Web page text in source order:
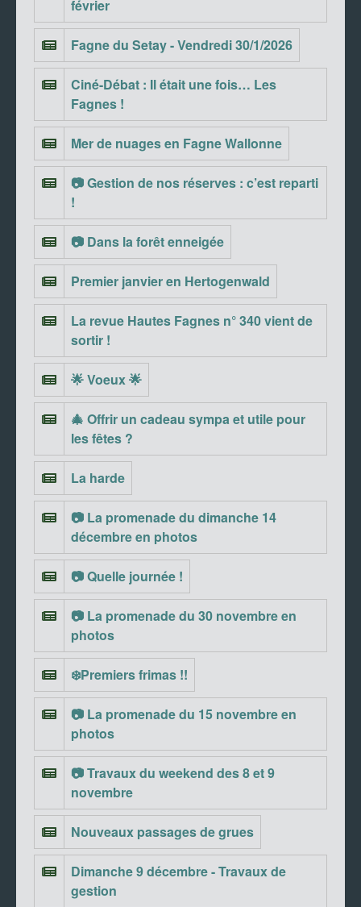
février
Fagne du Setay - Vendredi 30/1/2026
Ciné-Débat : Il était une fois… Les
Fagnes !
Mer de nuages en Fagne Wallonne
📷 Gestion de nos réserves : c’est reparti
!
📷 Dans la forêt enneigée
Premier janvier en Hertogenwald
La revue Hautes Fagnes n° 340 vient de
sortir !
🌟 Voeux 🌟
🎄 Offrir un cadeau sympa et utile pour
les fêtes ?
La harde
📷 La promenade du dimanche 14
décembre en photos
📷 Quelle journée !
📷 La promenade du 30 novembre en
photos
❄️Premiers frimas !!
📷 La promenade du 15 novembre en
photos
📷 Travaux du weekend des 8 et 9
novembre
Nouveaux passages de grues
Dimanche 9 décembre - Travaux de
gestion